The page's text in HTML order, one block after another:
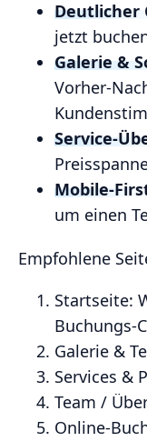
Deutlicher
jetzt
Galerie &
um einen
Empfohlene
Startseite:
Galerie &
Services &
Team /